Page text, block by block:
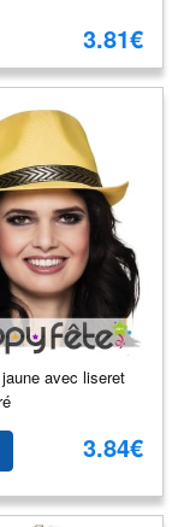
3.81€
avec liseret
3.84€